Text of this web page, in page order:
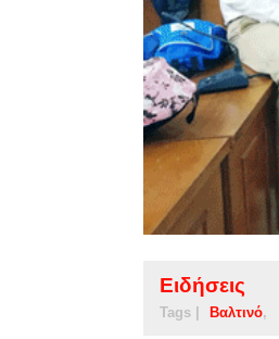
Ειδήσεις
Tags | Βαλτινό